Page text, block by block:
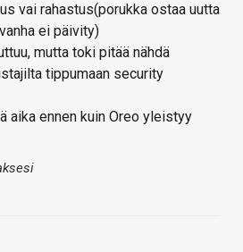
vai rahastus(porukka ostaa uutta
ei päivity)
mutta toki pitää nähdä
tippumaan security
aika ennen kuin Oreo yleistyy